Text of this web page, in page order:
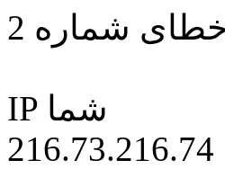
شماره 2
IP شما
216.73.216.74